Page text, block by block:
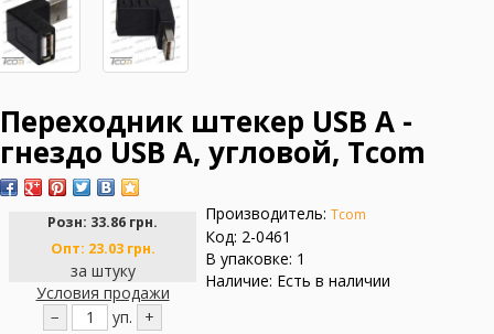
Переходник штекер USB A -
гнездо USB A, угловой, Tcom
Розн: 33.86 грн.
Опт: 23.03 грн.
за штуку
Условия продажи
−
уп. +
Производитель: Tcom
Код: 2-0461
В упаковке: 1
Наличие: Есть в наличии